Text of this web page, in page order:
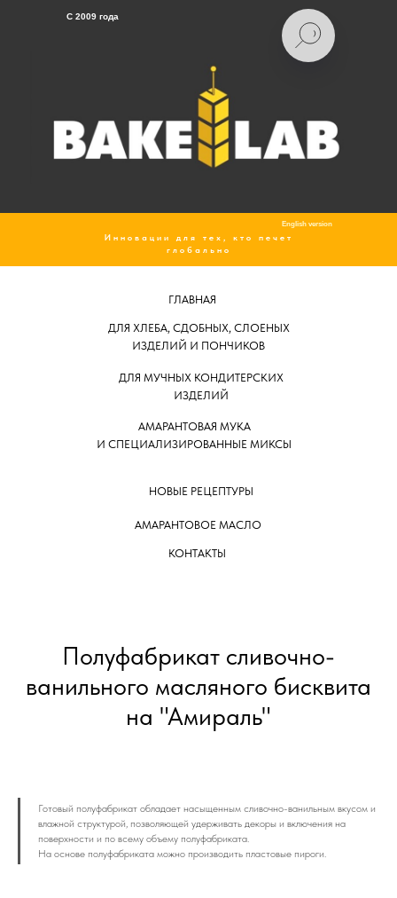
C 2009 года
Инновации для тех, кто печет
глобально
English version
ДЛЯ ХЛЕБА, СДОБНЫХ, СЛОЕНЫХ
ИЗДЕЛИЙ И ПОНЧИКОВ
ГЛАВНАЯ
ДЛЯ МУЧНЫХ КОНДИТЕРСКИХ
ИЗДЕЛИЙ
АМАРАНТОВАЯ МУКА
И СПЕЦИАЛИЗИРОВАННЫЕ МИКСЫ
АМАРАНТОВОЕ МАСЛО
НОВЫЕ РЕЦЕПТУРЫ
КОНТАКТЫ
Полуфабрикат сливочно-
ванильного масляного бисквита
на "Амираль"
Готовый полуфабрикат обладает насыщенным сливочно-ванильным вкусом и
влажной структурой, позволяющей удерживать декоры и включения на
поверхности и по всему объему полуфабриката.
На основе полуфабриката можно производить пластовые пироги.